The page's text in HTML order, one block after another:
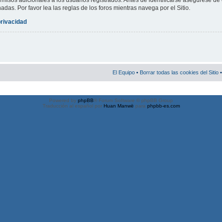
Por favor lea las reglas de los foros mientras navega por el Sitio.
El Equipo • Borrar todas las cookies del Sitio
Powered by phpBB® Forum Software © phpBB Group
Traducción al español por Huan Manwë para phpbb-es.com